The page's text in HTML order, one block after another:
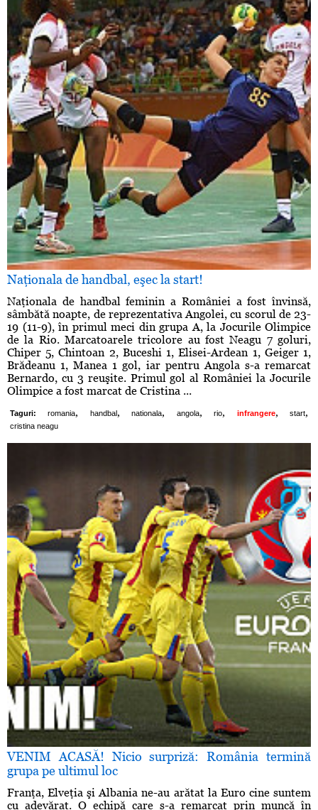
Naţionala de handbal, eşec la start!
Naţionala de handbal feminin a României a fost învinsă,
sâmbătă noapte, de reprezentativa Angolei, cu scorul de 23-
19 (11-9), în primul meci din grupa A, la Jocurile Olimpice
de la Rio. Marcatoarele tricolore au fost Neagu 7 goluri,
Chiper 5, Chintoan 2, Buceshi 1, Elisei-Ardean 1, Geiger 1,
Brădeanu 1, Manea 1 gol, iar pentru Angola s-a remarcat
Bernardo, cu 3 reuşite. Primul gol al României la Jocurile
Olimpice a fost marcat de Cristina ...
Taguri: romania, handbal, nationala, angola, rio, infrangere, start,
cristina neagu
VENIM ACASĂ! Nicio surpriză: România termină
grupa pe ultimul loc
Franţa, Elveţia şi Albania ne-au arătat la Euro cine suntem
cu adevărat. O echipă care s-a remarcat prin muncă în